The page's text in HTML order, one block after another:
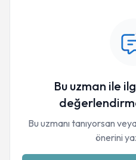
Bu uzman ile
Bu uzmanı tanıyorsan
önerini